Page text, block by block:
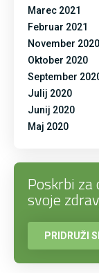
Marec 2021
Februar 2021
November 2020
Oktober 2020
September
Julij 2020
Junij 2020
Maj 2020
Poskrbi za
svoje
PRIDRUŽI